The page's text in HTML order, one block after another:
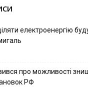
електроенергію
про можливості
РФ